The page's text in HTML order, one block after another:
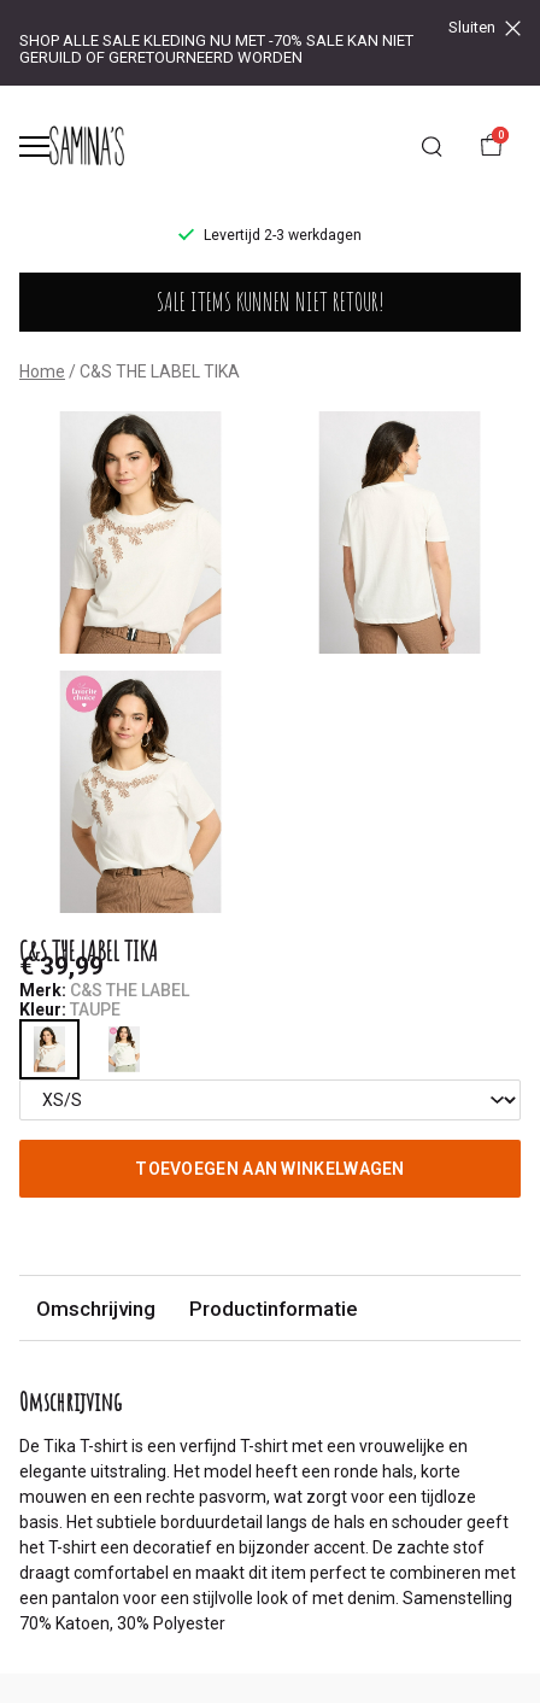
SHOP ALLE SALE KLEDING NU MET -70% SALE KAN NIET
GERUILD OF GERETOURNEERD WORDEN
Sluiten
0
Levertijd 2-3 werkdagen
C&S
THE
LABEL
Saminas
SALE ITEMS KUNNEN NIET RETOUR!
Home C&S THE LABEL TIKA
C&S THE LABEL TIKA
€ 39,99
Merk: C&S THE LABEL
Kleur: TAUPE
TOEVOEGEN AAN WINKELWAGEN
Omschrijving Productinformatie
Omschrijving
De Tika T-shirt is een verfijnd T-shirt met een vrouwelijke en
elegante uitstraling. Het model heeft een ronde hals, korte
mouwen en een rechte pasvorm, wat zorgt voor een tijdloze
basis. Het subtiele borduurdetail langs de hals en schouder geeft
het T-shirt een decoratief en bijzonder accent. De zachte stof
draagt comfortabel en maakt dit item perfect te combineren met
een pantalon voor een stijlvolle look of met denim. Samenstelling
70% Katoen, 30% Polyester